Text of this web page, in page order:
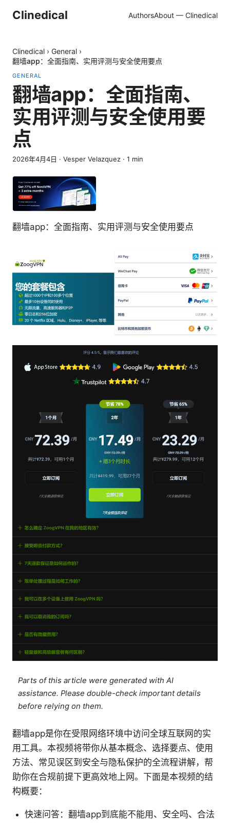
Clinedical AuthorsAbout — Clinedical
Clinedical › General ›
翻墙app：全面指南、实用评测与安全使用要点
GENERAL
翻墙app：全面指南、
实用评测与安全使用要
点
2026年4月4日 · Vesper Velazquez · 1 min
翻墙app：全面指南、实用评测与安全使用要点
Parts of this article were generated with AI
assistance. Please double-check important details
before relying on them.
翻墙app是你在受限网络环境中访问全球互联网的实
用工具。本视频将带你从基本概念、选择要点、使用
方法、常见误区到安全与隐私保护的全流程讲解，帮
助你在合规前提下更高效地上网。下面是本视频的结
构概要：
快速问答：翻墙app到底能不能用、安全吗、合法